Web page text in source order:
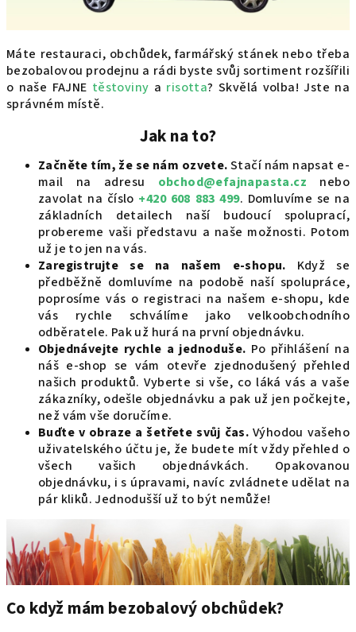
Máte restauraci, obchůdek, farmářský stánek nebo třeba
bezobalovou prodejnu a rádi byste svůj sortiment rozšířili
o naše FAJNE těstoviny a risotta? Skvělá volba! Jste na
správném místě.
Jak na to?
Začněte tím, že se nám ozvete.Stačí nám napsat e-
mail na adresu obchod@efajnapasta.cz nebo
zavolat na číslo +420 608 883 499. Domluvíme se na
základních detailech naší budoucí spoluprací,
probereme vaši představu a naše možnosti. Potom
už je to jen na vás.
Zaregistrujte se na našem e-shopu. Když se
předběžně domluvíme na podobě naší spolupráce,
poprosíme vás o registraci na našem e-shopu, kde
vás rychle schválíme jako velkoobchodního
odběratele. Pak už hurá na první objednávku.
Objednávejte rychle a jednoduše. Po přihlášení na
náš e-shop se vám otevře zjednodušený přehled
našich produktů. Vyberte si vše, co láká vás a vaše
zákazníky, odešle objednávku a pak už jen počkejte,
než vám vše doručíme.
Buďte v obraze a šetřete svůj čas. Výhodou vašeho
uživatelského účtu je, že budete mít vždy přehled o
všech vašich objednávkách. Opakovanou
objednávku, i s úpravami, navíc zvládnete udělat na
pár kliků. Jednodušší už to být nemůže!
Co když mám bezobalový obchůdek?